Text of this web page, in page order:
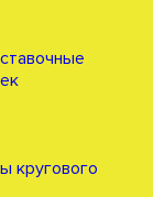
кругового